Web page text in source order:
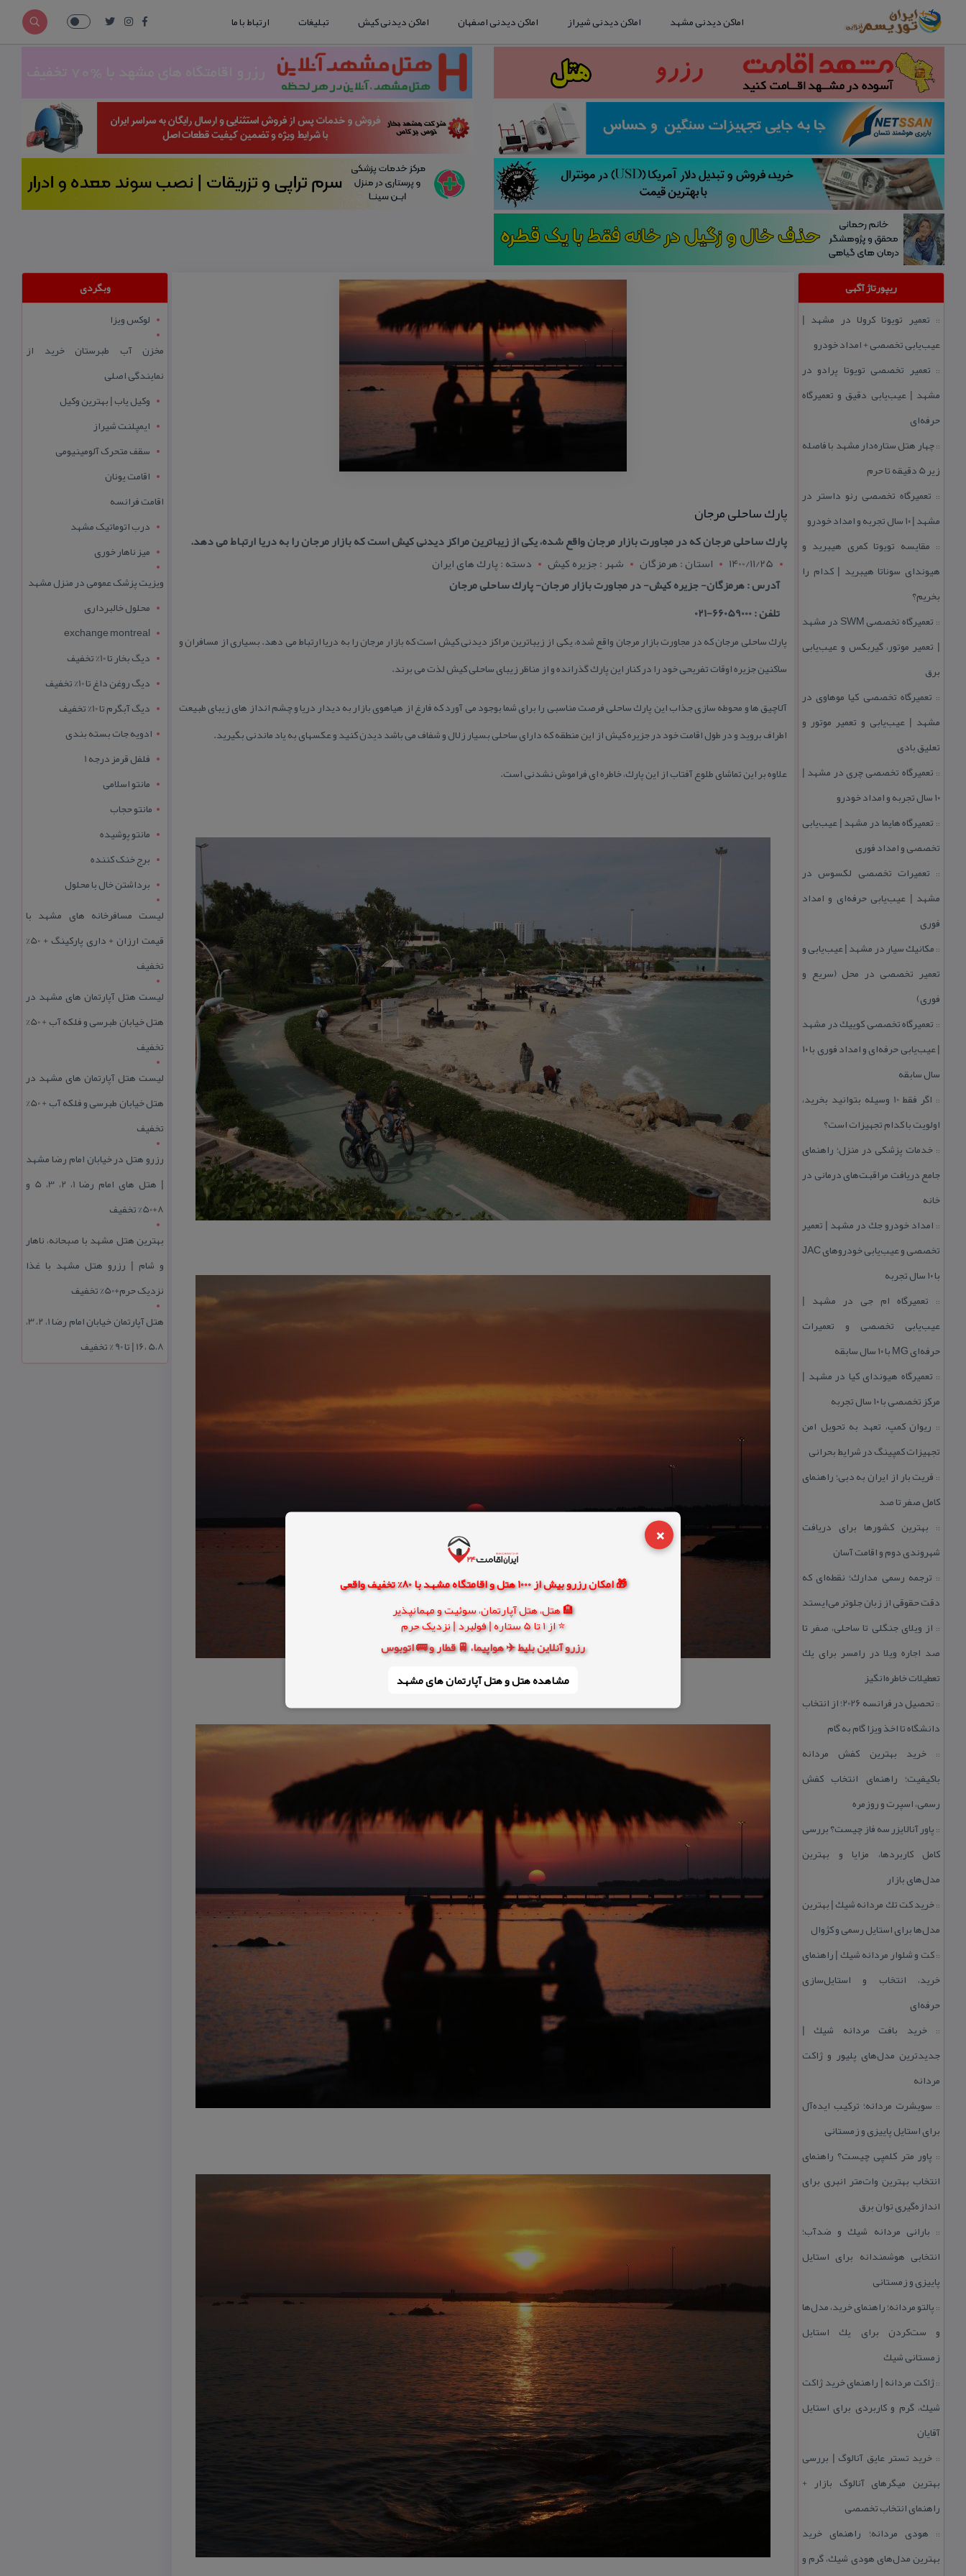
×
🎁 امکان رزرو بیش از 1000 هتل و اقامتگاه مشهد با 80% تخفیف واقعی
🏨 هتل، هتل آپارتمان، سوئیت و مهمانپذیر
⭐ از 1 تا 5 ستاره | فولبرد | نزدیک حرم
رزرو آنلاین بلیط ✈️ هواپیما، 🚆 قطار و 🚌 اتوبوس
مشاهده هتل و هتل‌ آپارتمان های مشهد
اماکن دیدنی مشهد اماکن دیدنی شیراز اماکن دیدنی اصفهان اماکن دیدنی کیش تبلیغات ارتباط با ما
ریپورتاژ آگهی
:: تعمیر تویوتا كرولا در مشهد |
عیب‌یابی تخصصی + امداد خودرو
:: تعمیر تخصصی تویوتا پرادو در
مشهد | عیب‌یابی دقیق و تعمیرگاه
حرفه‌ای
::چهار هتل‌ ستاره‌دار مشهد با فاصله
زیر 5 دقیقه تا حرم
:: تعمیرگاه تخصصی رنو داستر در
مشهد | ۱۰ سال تجربه و امداد خودرو
:: مقایسه تویوتا كمری هیبرید و
هیوندای سوناتا هیبرید | كدام را
بخریم؟
::
تعمیرگاه تخصصی SWM در مشهد
| تعمیر موتور، گیربكس و عیب‌یابی
برق
:: تعمیرگاه تخصصی كیا موهاوی در
مشهد | عیب‌یابی و تعمیر موتور و
تعلیق بادی
:: تعمیرگاه تخصصی چری در مشهد |
۱۰ سال تجربه و امداد خودرو
:: تعمیرگاه هایما در مشهد | عیب‌یابی
تخصصی و امداد فوری
:: تعمیرات تخصصی لكسوس در
مشهد | عیب‌یابی حرفه‌ای و امداد
فوری
:: مكانیك سیار در مشهد | عیب‌یابی و
تعمیر تخصصی در محل (سریع و
فوری)
:: تعمیرگاه تخصصی كوییك در مشهد
| عیب‌یابی حرفه‌ای و امداد فوری با ۱۰
سال سابقه
::
اگر فقط 10 وسیله بتوانید بخرید،
اولویت با كدام تجهیزات است؟
:: خدمات پزشكی در منزل؛ راهنمای
جامع دریافت مراقبت‌های درمانی در
خانه
:: امداد خودرو جك در مشهد | تعمیر
تخصصی و عیب‌یابی خودروهای JAC
با ۱۰ سال تجربه
:: تعمیرگاه ام جی در مشهد |
عیب‌یابی تخصصی و تعمیرات
حرفه‌ای MG با ۱۰ سال سابقه
:: تعمیرگاه هیوندای كیا در مشهد |
مركز تخصصی با ۱۰ سال تجربه
:: ریوان كمپ، تعهد به تحویل امن
تجهیزات كمپینگ در شرایط بحرانی
:: فریت بار از ایران به دبی؛ راهنمای
كامل صفر تا صد
:: بهترین كشورها برای دریافت
شهروندی دوم و اقامت آسان
:: ترجمه رسمی مدارك؛ نقطه‌ای كه
دقت حقوقی از زبان جلوتر می‌ایستد
:: از ویلای جنگلی تا ساحلی، صفر تا
صد اجاره ویلا در رامسر برای یك
تعطیلات خاطره‌انگیز
::
تحصیل در فرانسه 2026؛ از انتخاب
دانشگاه تا اخذ ویزا گام به گام
::خرید بهترین كفش مردانه
باكیفیت؛ راهنمای انتخاب كفش
رسمی، اسپرت و روزمره
:: پاور آنالایزر سه فاز چیست؟ بررسی
كامل كاربردها، مزایا و بهترین
مدل‌های بازار
::خرید كت تك مردانه شیك | بهترین
مدل‌ها برای استایل رسمی و كژوال
::كت و شلوار مردانه شیك | راهنمای
خرید، انتخاب و استایل‌سازی
حرفه‌ای
::خرید بافت مردانه شیك |
جدیدترین مدل‌های پلیور و ژاكت
مردانه
:: سویشرت مردانه؛ تركیب ایده‌آل
برای استایل پاییزی و زمستانی
:: پاور متر كلمپی چیست؟ راهنمای
انتخاب بهترین وات‌متر انبری برای
اندازه‌گیری توان برق
:: بارانی مردانه شیك و ضدآب؛
انتخابی هوشمندانه برای استایل
پاییزی و زمستانی
:: پالتو مردانه؛ راهنمای خرید، مدل‌ها
و ست‌كردن برای یك استایل
زمستانی شیك
::ژاكت مردانه | راهنمای خرید ژاكت
شیك، گرم و كاربردی برای استایل
آقایان
:: خرید تستر عایق آنالوگ | بررسی
بهترین میگرهای آنالوگ بازار +
راهنمای انتخاب تخصصی
:: هودی مردانه؛ راهنمای خرید
بهترین مدل‌های هودی شیك، گرم و
پارك ساحلی مرجان
پارك ساحلی مرجان كه در مجاورت بازار مرجان واقع شده، یكی از زیباترین مراكز دیدنی كیش است كه بازار مرجان را به دریا ارتباط می دهد.
1400/11/25
استان : هرمزگان شهر : جزيره کيش
دسته : پارك های ایران
آدرس : هرمزگان- جزیره كیش- در مجاورت بازار مرجان- پارك ساحلی مرجان
تلفن : 66059000-021
پارك ساحلی مرجان كه در مجاورت بازار مرجان واقع شده، یكی از زیباترین مراكز دیدنی كیش است كه بازار مرجان را به دریا ارتباط می دهد. بسیاری از مسافران و
ساكنین جزیره اوقات تفریحی خود را در كنار این پارك گذرانده و از مناظر زیبای ساحلی كیش لذت می برند.
آلاچیق ها و محوطه سازی جذاب این پارك ساحلی فرصت مناسبی را برای شما بوجود می آورد كه فارغ از هیاهوی بازار به دیدار دریا و چشم انداز های زیبای طبیعت
اطراف بروید و در طول اقامت خود در جزیره كیش از این منطقه كه دارای ساحلی بسیار زلال و شفاف می باشد دیدن كنید و عكسهای به یاد ماندنی بگیرید.
علاوه بر این تماشای طلوع آفتاب از این پارك، خاطره ای فراموش نشدنی است.
وبگردی
لوکس ویزا
مخزن آب طبرستان خرید از
نمایندگی اصلی
وکیل یاب | بهترین وکیل
ایمپلنت شیراز
سقف متحرک آلومینیومی
اقامت یونان
اقامت فرانسه
درب اتوماتیک مشهد
میز ناهار خوری
ویزیت پزشک عمومی در منزل مشهد
محلول خالبرداری
exchange montreal
دیگ بخار تا 10% تخفیف
دیگ روغن داغ تا 10% تخفیف
دیگ آبگرم تا 10% تخفیف
ادویه جات بسته بندی
فلفل قرمز درجه 1
مانتو اسلامی
مانتو حجاب
مانتو پوشیده
برج خنک کننده
برداشتن خال با محلول
لیست مسافرخانه های مشهد با
قیمت ارزان + داری پارکینگ + 50%
تخفیف
لیست هتل آپارتمان های مشهد در
هتل خیابان طبرسی و فلکه آب + 50%
تخفیف
لیست هتل آپارتمان های مشهد در
هتل خیابان طبرسی و فلکه آب + 50%
تخفیف
رزرو هتل در خیابان امام رضا مشهد
| هتل‌ های امام رضا 1، 2، 3، 5 و
8+50% تخفیف
بهترین هتل مشهد با صبحانه، ناهار
و شام | رزرو هتل مشهد با غذا
نزدیک حرم+50% تخفیف
هتل آپارتمان خیابان امام رضا 1، 2، 3،
5،8 ،16 | تا 90 % تخفیف